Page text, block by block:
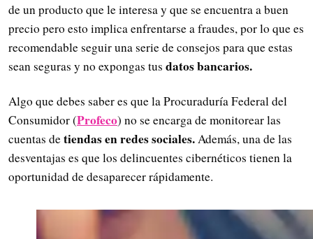
de un producto que le interesa y que se encuentra a buen
precio pero esto implica enfrentarse a fraudes, por lo que es
recomendable seguir una serie de consejos para que estas
sean seguras y no expongas tus datos bancarios.
Algo que debes saber es que la Procuraduría Federal del
Consumidor (Profeco) no se encarga de monitorear las
cuentas detiendas en redes sociales.Además, una de las
desventajas es que los delincuentes cibernéticos tienen la
oportunidad de desaparecer rápidamente.